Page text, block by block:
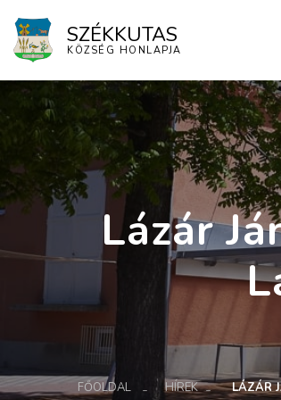
SZÉKKUTAS
KÖZSÉG HONLAPJA
Lázár
FŐOLDAL HÍREK LÁZÁR